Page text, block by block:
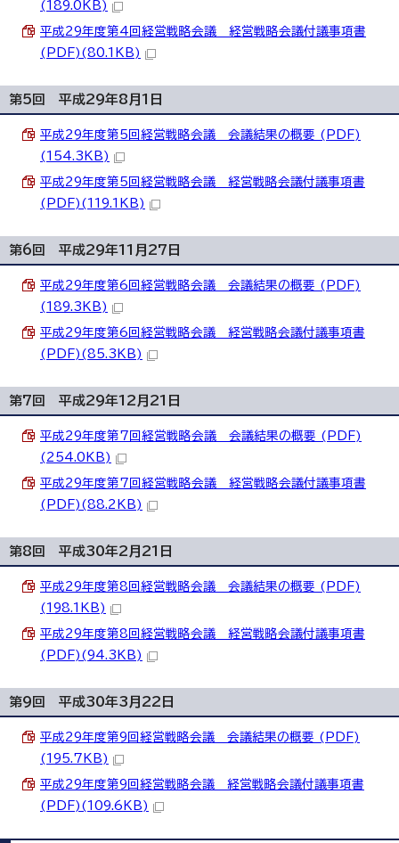
(189.0KB)
平成29年度第4回経営戦略会議 経営戦略会議付議事項書
(PDF)(80.1KB)
第5回 平成29年8月1日
平成29年度第5回経営戦略会議 会議結果の概要 (PDF)
(154.3KB)
平成29年度第5回経営戦略会議 経営戦略会議付議事項書
(PDF)(119.1KB)
第6回 平成29年11月27日
平成29年度第6回経営戦略会議 会議結果の概要 (PDF)
(189.3KB)
平成29年度第6回経営戦略会議 経営戦略会議付議事項書
(PDF)(85.3KB)
第7回 平成29年12月21日
平成29年度第7回経営戦略会議 会議結果の概要 (PDF)
(254.0KB)
平成29年度第7回経営戦略会議 経営戦略会議付議事項書
(PDF)(88.2KB)
第8回 平成30年2月21日
平成29年度第8回経営戦略会議 会議結果の概要 (PDF)
(198.1KB)
平成29年度第8回経営戦略会議 経営戦略会議付議事項書
(PDF)(94.3KB)
第9回 平成30年3月22日
平成29年度第9回経営戦略会議 会議結果の概要 (PDF)
(195.7KB)
平成29年度第9回経営戦略会議 経営戦略会議付議事項書
(PDF)(109.6KB)